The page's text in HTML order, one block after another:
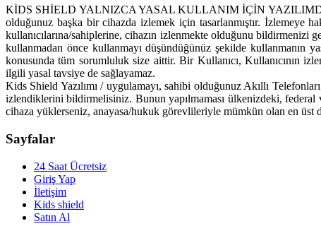
KİDS SHİELD YALNIZCA YASAL KULLANIM İÇİN YAZILIMDIR.
olduğunuz başka bir cihazda izlemek için tasarlanmıştır. İzlemeye
kullanıcılarına/sahiplerine, cihazın izlenmekte olduğunu bildirmenizi
kullanmadan önce kullanmayı düşündüğünüz şekilde kullanmanın
konusunda tüm sorumluluk size aittir. Bir Kullanıcı, Kullanıcının
ilgili yasal tavsiye de sağlayamaz.
Kids Shield Yazılımı / uygulamayı, sahibi olduğunuz Akıllı
izlendiklerini bildirmelisiniz. Bunun yapılmaması ülkenizdeki, federal
cihaza yüklerseniz, anayasa/hukuk görevlileriyle mümkün olan en üst
Sayfalar
24 Saat Ücretsiz
Giriş Yap
İletişim
Kids shield
Satın Al